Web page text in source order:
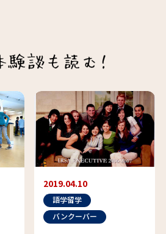
2019.04.10
語学留学
バンクーバー